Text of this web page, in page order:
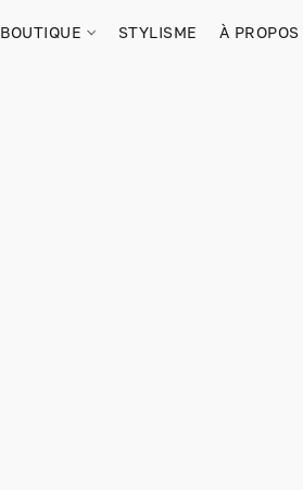
BOUTIQUE STYLISME À